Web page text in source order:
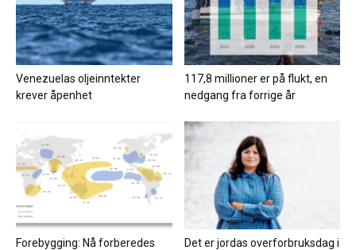
Venezuelas oljeinntekter
krever åpenhet
117,8 millioner er på flukt, en
nedgang fra forrige år
Forebygging: Nå forberedes
Det er jordas overforbruksdag i